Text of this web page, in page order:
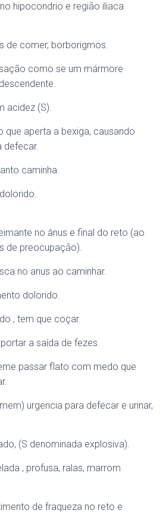
hipocondrio e região iliaca
de comer, borborigmos.
como se um mármore
acidez (S).
que aperta a bexiga, causando
defecar.
caminha.
no ânus e final do reto (ao
de preocupação).
no anus ao caminhar.
dolorido.
, tem que coçar.
a saída de fezes.
passar flato com medo que
urgencia para defecar e urinar,
(S denominada explosiva).
, profusa, ralas, marrom
de fraqueza no reto e